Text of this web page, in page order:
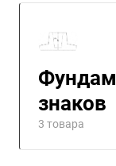
знаков
3 товара